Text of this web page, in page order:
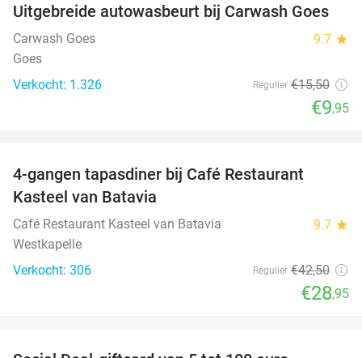
36%
Uitgebreide autowasbeurt bij Carwash Goes
Carwash Goes 9.7 star
Goes
Verkocht: 1.326
Regulier €15,50
€9,95
4-gangen tapasdiner bij Café Restaurant
Kasteel van Batavia
Café Restaurant Kasteel van Batavia 9.7 star
Westkapelle
Verkocht: 306
Regulier €42,50
€28,95